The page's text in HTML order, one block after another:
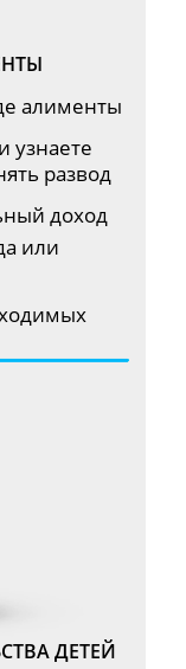
алименты
узнаете
развод
доход
или
ДЕТЕЙ